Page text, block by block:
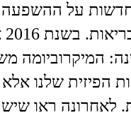
חדשות על
המיקרוביומה
הפיזית שלנו
לאחרונה ראו שיש